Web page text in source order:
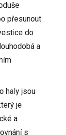
přesunout
do
a
haly jsou
je
a
s